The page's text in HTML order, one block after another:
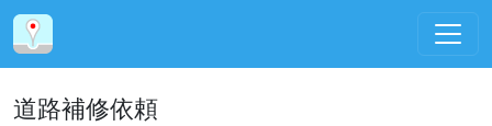
道路補修依頼